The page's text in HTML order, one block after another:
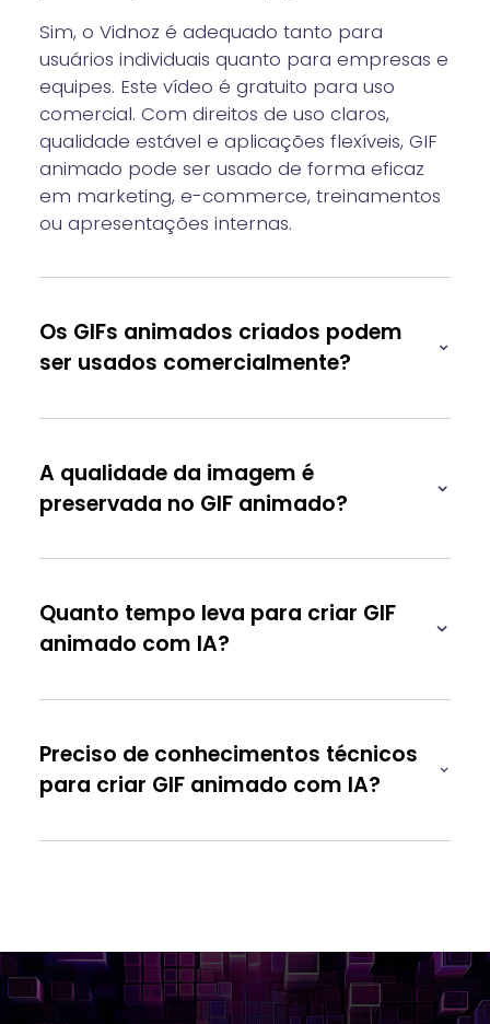
Sim, o Vidnoz é adequado tanto para
usuários individuais quanto para empresas e
equipes. Este vídeo é gratuito para uso
comercial. Com direitos de uso claros,
qualidade estável e aplicações flexíveis, GIF
animado pode ser usado de forma eficaz
em marketing, e-commerce, treinamentos
ou apresentações internas.
Os GIFs animados criados podem
ser usados comercialmente?
A qualidade da imagem é
preservada no GIF animado?
Quanto tempo leva para criar GIF
animado com IA?
Preciso de conhecimentos técnicos
para criar GIF animado com IA?